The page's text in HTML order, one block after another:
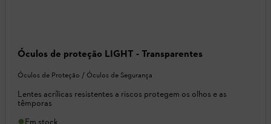
Óculos de proteção LIGHT - Transparentes
Óculos de Proteção / Óculos de Segurança
Lentes acrílicas resistentes a riscos protegem os olhos e as
têmporas
Em stock